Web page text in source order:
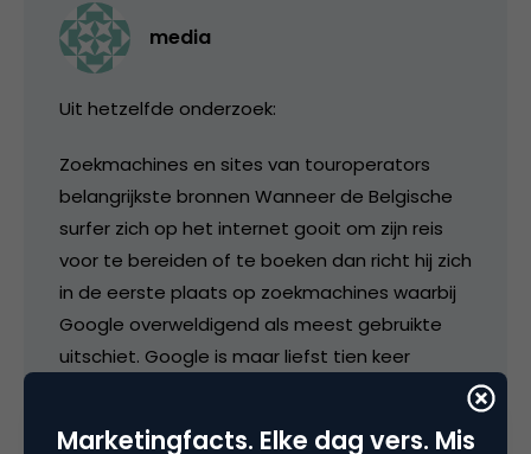
media
Uit hetzelfde onderzoek:
Zoekmachines en sites van touroperators
belangrijkste bronnen Wanneer de Belgische
surfer zich op het internet gooit om zijn reis
voor te bereiden of te boeken dan richt hij zich
in de eerste plaats op zoekmachines waarbij
Google overweldigend als meest gebruikte
uitschiet. Google is maar liefst tien keer
Marketingfacts. Elke dag vers. Mis